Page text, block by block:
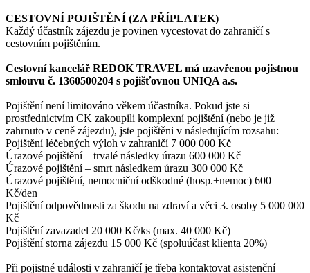
CESTOVNÍ POJIŠTĚNÍ (ZA PŘÍPLATEK)
Každý účastník zájezdu je povinen vycestovat do zahraničí s
cestovním pojištěním.
Cestovní kancelář REDOK TRAVEL má uzavřenou pojistnou
smlouvu č. 1360500204 s pojišťovnou UNIQA a.s.
Pojištění není limitováno věkem účastníka. Pokud jste si
prostřednictvím CK zakoupili komplexní pojištění (nebo je již
zahrnuto v ceně zájezdu), jste pojištěni v následujícím rozsahu:
Pojištění léčebných výloh v zahraničí 7 000 000 Kč
Úrazové pojištění – trvalé následky úrazu 600 000 Kč
Úrazové pojištění – smrt následkem úrazu 300 000 Kč
Úrazové pojištění, nemocniční odškodné (hosp.+nemoc) 600
Kč/den
Pojištění odpovědnosti za škodu na zdraví a věci 3. osoby 5 000 000
Kč
Pojištění zavazadel 20 000 Kč/ks (max. 40 000 Kč)
Pojištění storna zájezdu 15 000 Kč (spoluúčast klienta 20%)
Při pojistné události v zahraničí je třeba kontaktovat asistenční